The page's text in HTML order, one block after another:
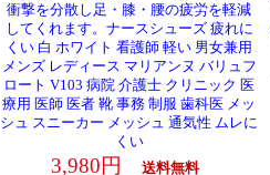
衝撃を分散し足・膝・腰の疲労を軽減
してくれます。ナースシューズ 疲れに
くい 白 ホワイト 看護師 軽い 男女兼用
メンズ レディース マリアンヌ バリュフ
ロート V103 病院 介護士 クリニック 医
療用 医師 医者 靴 事務 制服 歯科医 メッ
シュ スニーカー メッシュ 通気性 ムレに
くい
3,980円 送料無料